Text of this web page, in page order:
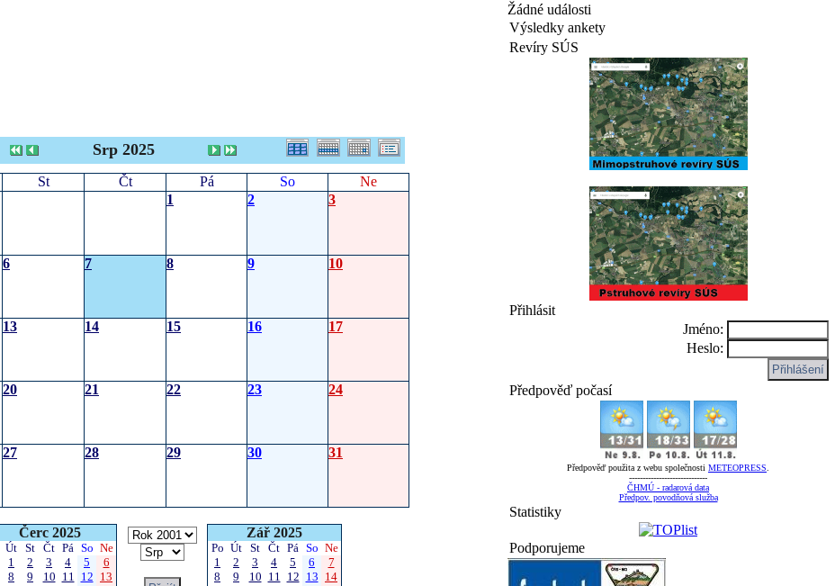
Srp 2025
St Čt Pá So
Ne
1
2 3
6 7 8 9 10
13 14 15 16 17
20 21 22 23 24
27 28 29 30 31
Čerc 2025
Út St Čt Pá So Ne
1
2 3 4 5
6
8 9 10 11 12 13
Zář 2025
Po Út St Čt Pá So Ne
1
2 3 4 5 6
7
8
9 10 11 12 13 14
Žádné události
Výsledky ankety
Revíry SÚS
Přihlásit
Jméno:
Heslo:
Předpověď počasí
Předpověď použita z webu společnosti METEOPRESS
-----------------------------
ČHMÚ - radarová data
Předpov. povodňová služba
Statistiky
Podporujeme